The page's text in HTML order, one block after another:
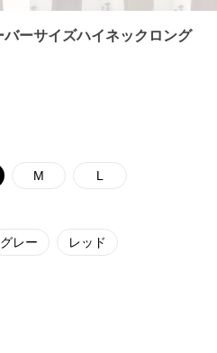
ーサイズハイネックロング
M L
グレー レッド